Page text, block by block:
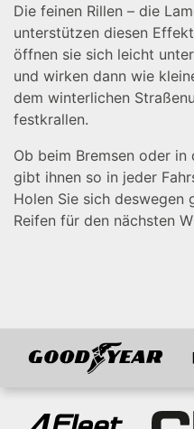
Die feinen Rillen – die
unterstützen diesen
öffnen sie sich leicht
und wirken dann wie
dem winterlichen
festkrallen.
Ob beim Bremsen oder in
gibt ihnen so in jeder
Holen Sie sich deswegen
Reifen für den nächsten
Mitglied von
4Fleet Group GRS